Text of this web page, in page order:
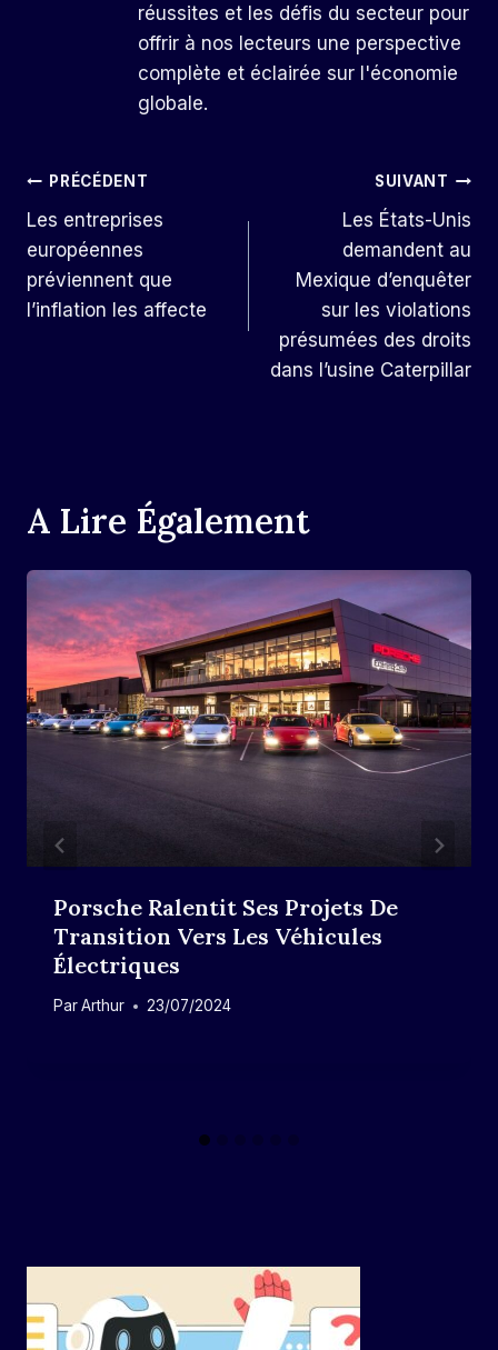
réussites et les défis du secteur pour
offrir à nos lecteurs une perspective
complète et éclairée sur l'économie
globale.
Navigation
De
L’article
PRÉCÉDENT
Les entreprises
européennes
préviennent que
l’inflation les affecte
SUIVANT
Les États-Unis
demandent au
Mexique d’enquêter
sur les violations
présumées des droits
dans l’usine Caterpillar
A Lire Également
Porsche Ralentit Ses Projets De
Transition Vers Les Véhicules
Électriques
ParArthur 23/07/2024